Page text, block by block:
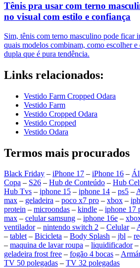
Tênis pra usar com terno
no visual com estilo e confiança
Sim, tênis com terno masculino pode ficar
quais modelos combinam, como escolher e
dupla que é pura tendência.
Links relacionados:
Vestido Farm Cropped Odara
Vestido Farm
Vestido Cropped Odara
Vestido Cropped
Vestido Odara
Termos mais procurados
Black Friday – iPhone 17 – iPhone 16 –
Copa – S26 – Hub de Conteúdo – Hub
Hub Tvs – iphone 15 – iphone 14 – ps5 –
max – geladeira – poco x7 pro – xbox –
protein – microondas – kindle – iphone 17
max – celular samsung – iphone 16e –
ventilador– nintendo switch 2 – Celular–
– tablet– Bicicleta – Body Splash – jbl –
– maquina de lavar roupa – liquidificador–
geladeira frost free – fogão 4 bocas –
TV 50 polegadas – TV 32 polegadas